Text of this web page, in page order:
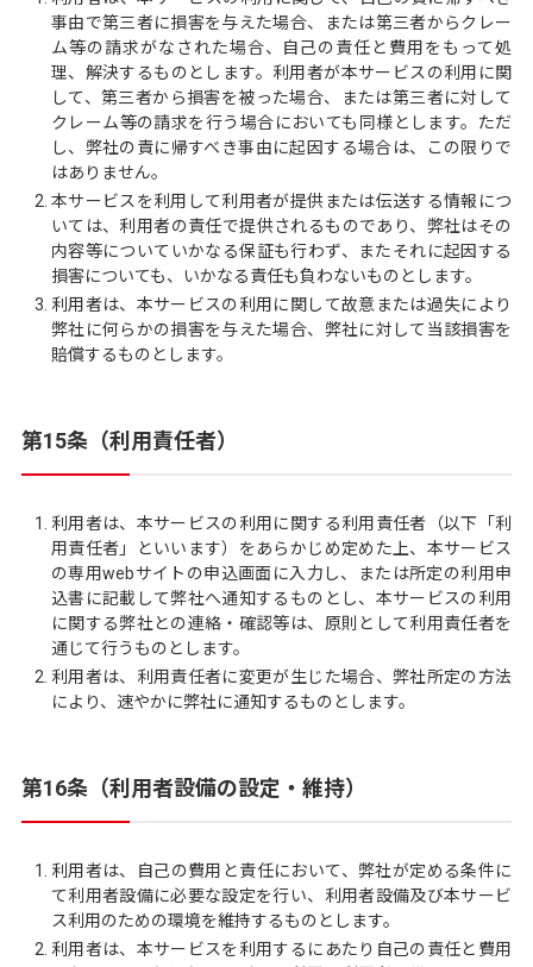
事由で第三者に損害を与えた場合、または第三者からクレー
ム等の請求がなされた場合、自己の責任と費用をもって処
理、解決するものとします。利用者が本サービスの利用に関
して、第三者から損害を被った場合、または第三者に対して
クレーム等の請求を行う場合においても同様とします。ただ
し、弊社の責に帰すべき事由に起因する場合は、この限りで
はありません。
本サービスを利用して利用者が提供または伝送する情報につ
いては、利用者の責任で提供されるものであり、弊社はその
内容等についていかなる保証も行わず、またそれに起因する
損害についても、いかなる責任も負わないものとします。
利用者は、本サービスの利用に関して故意または過失により
弊社に何らかの損害を与えた場合、弊社に対して当該損害を
賠償するものとします。
第15条（利用責任者）
利用者は、本サービスの利用に関する利用責任者（以下「利
用責任者」といいます）をあらかじめ定めた上、本サービス
の専用webサイトの申込画面に入力し、または所定の利用申
込書に記載して弊社へ通知するものとし、本サービスの利用
に関する弊社との連絡・確認等は、原則として利用責任者を
通じて行うものとします。
利用者は、利用責任者に変更が生じた場合、弊社所定の方法
により、速やかに弊社に通知するものとします。
第16条（利用者設備の設定・維持）
利用者は、自己の費用と責任において、弊社が定める条件に
て利用者設備に必要な設定を行い、利用者設備及び本サービ
ス利用のための環境を維持するものとします。
利用者は、本サービスを利用するにあたり自己の責任と費用